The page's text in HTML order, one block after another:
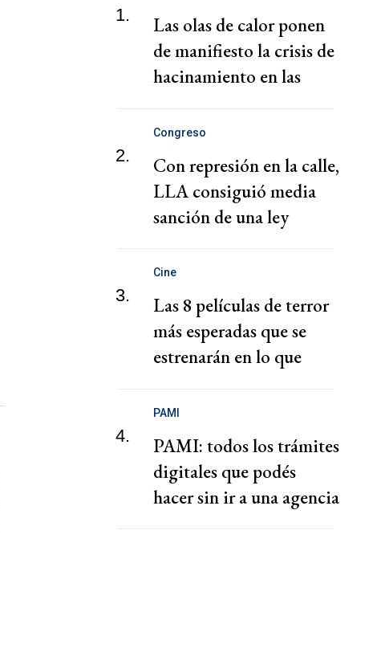
1.
Las olas de calor ponen
de manifiesto la crisis de
hacinamiento en las
2.
Congreso
Con represión en la calle,
LLA consiguió media
sanción de una ley
3.
Cine
Las 8 películas de terror
más esperadas que se
estrenarán en lo que
4.
PAMI
PAMI: todos los trámites
digitales que podés
hacer sin ir a una agencia